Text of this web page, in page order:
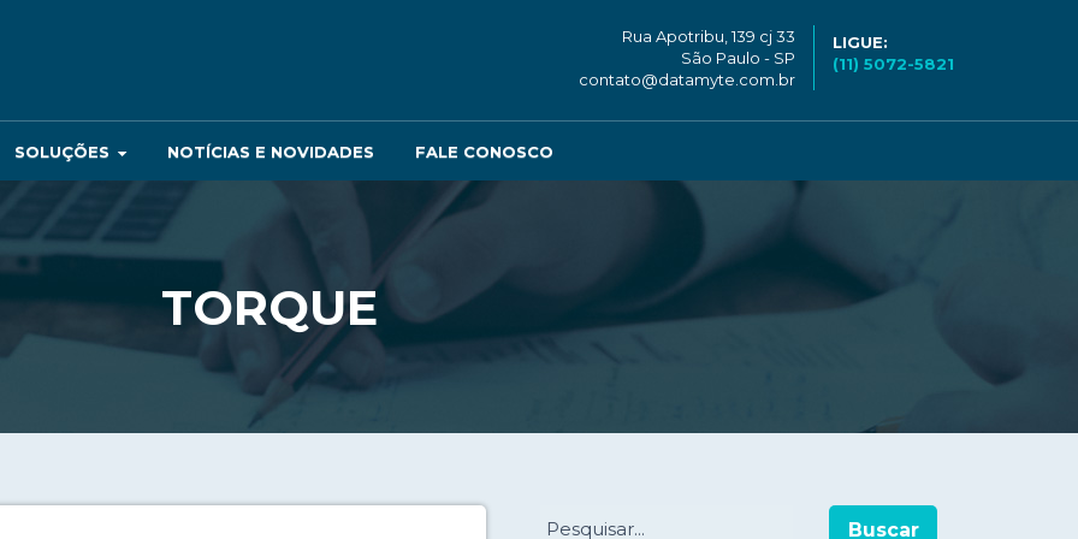
Rua Apotribu, 139 cj 33
São Paulo - SP
contato@datamyte.com.br
LIGUE:
(11) 5072-5821
SOLUÇÕES NOTÍCIAS E NOVIDADES FALE CONOSCO
TORQUE
Buscar